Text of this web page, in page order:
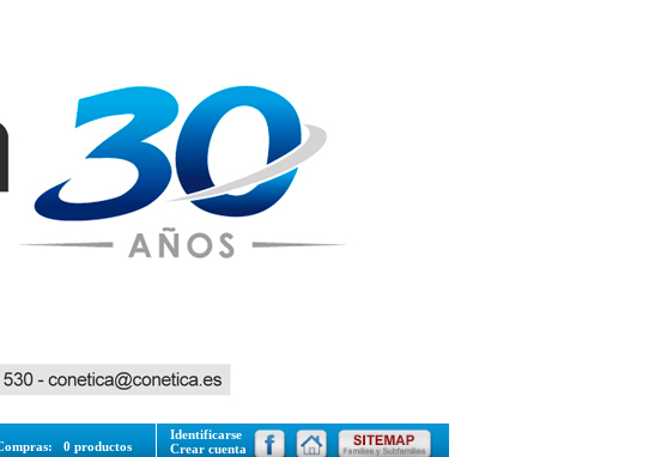
0 productos
Identificarse
Crear cuenta